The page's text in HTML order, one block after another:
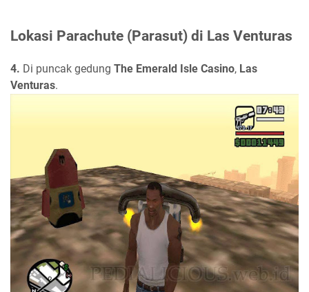
Lokasi Parachute (Parasut) di Las Venturas
4. Di puncak gedung The Emerald Isle Casino, Las
Venturas.